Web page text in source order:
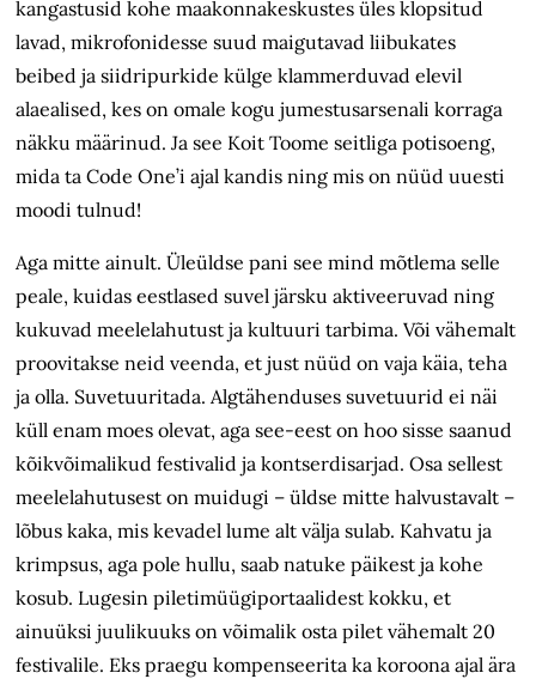
kangastusid kohe maakonnakeskustes üles klopsitud
lavad, mikrofonidesse suud maigutavad liibukates
beibed ja siidripurkide külge klammerduvad elevil
alaealised, kes on omale kogu jumestus­arsenali korraga
näkku määrinud. Ja see Koit Toome seitliga potisoeng,
mida ta Code One’i ajal kandis ning mis on nüüd uuesti
moodi tulnud!
Aga mitte ainult. Üleüldse pani see mind mõtlema selle
peale, kuidas eestlased suvel järsku aktiveeruvad ning
kukuvad meelelahutust ja kultuuri tarbima. Või vähemalt
proovitakse neid veenda, et just nüüd on vaja käia, teha
ja olla. Suvetuuritada. Algtähenduses suvetuurid ei näi
küll enam moes olevat, aga see-eest on hoo sisse saanud
kõikvõimalikud festivalid ja kontserdisarjad. Osa sellest
meelelahutusest on muidugi – üldse mitte halvustavalt –
lõbus kaka, mis kevadel lume alt välja sulab. Kahvatu ja
krimpsus, aga pole hullu, saab natuke päikest ja kohe
kosub. Lugesin piletimüügiportaalidest kokku, et
ainuüksi juulikuuks on võimalik osta pilet vähemalt 20
festivalile. Eks praegu kompenseerita ka koroona ajal ära